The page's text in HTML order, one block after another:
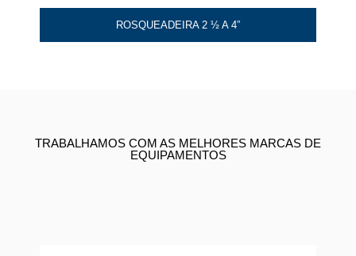
ROSQUEADEIRA 2 ½ A 4”
TRABALHAMOS COM AS MELHORES MARCAS DE
EQUIPAMENTOS